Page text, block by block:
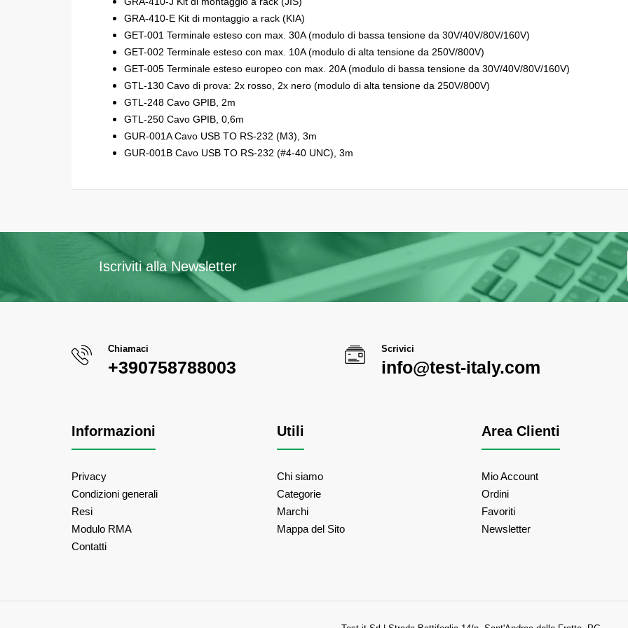
GRA-410-E Kit di montaggio a rack (KIA)
GET-001 Terminale esteso con max. 30A (modulo di bassa tensione da 30V/40V/80V/160V)
GET-002 Terminale esteso con max. 10A (modulo di alta tensione da 250V/800V)
GET-005 Terminale esteso europeo con max. 20A (modulo di bassa tensione da 30V/40V/80V/160V)
GTL-130 Cavo di prova: 2x rosso, 2x nero (modulo di alta tensione da 250V/800V)
GTL-248 Cavo GPIB, 2m
GTL-250 Cavo GPIB, 0,6m
GUR-001A Cavo USB TO RS-232 (M3), 3m
GUR-001B Cavo USB TO RS-232 (#4-40 UNC), 3m
Iscriviti alla Newsletter
Chiamaci
+390758788003
Scrivici
info@test-italy.com
Informazioni
Privacy
Condizioni generali
Resi
Modulo RMA
Contatti
Utili
Chi siamo
Categorie
Marchi
Mappa del Sito
Area Clienti
Mio Account
Ordini
Favoriti
Newsletter